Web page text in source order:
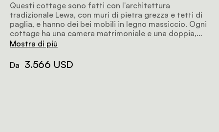
Questi cottage sono fatti con l'architettura
tradizionale Lewa, con muri di pietra grezza e tetti di
paglia, e hanno dei bei mobili in legno massiccio. Ogni
cottage ha una camera matrimoniale e una doppia,
entrambe con bagno privato. Accanto alle due
con la tua famiglia e goderti biscotti e caffè al
mattino prima di partire per la riserva.
Mostra di più
Da 3.566 USD